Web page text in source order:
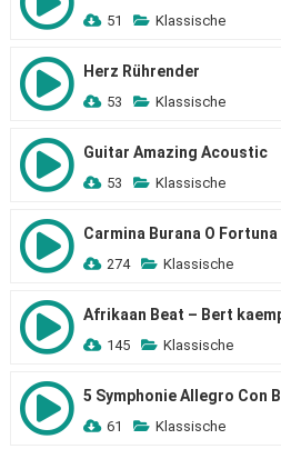
51 Klassische
Herz Rührender
53 Klassische
Guitar Amazing Acoustic
53 Klassische
Carmina Burana O Fortuna
274 Klassische
Afrikaan Beat – Bert
145 Klassische
5 Symphonie Allegro Con
61 Klassische